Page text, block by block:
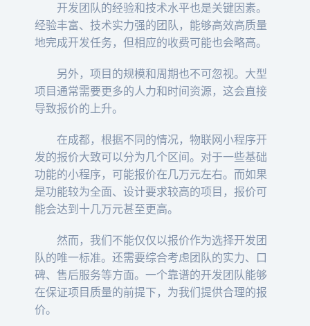
开发团队的经验和技术水平也是关键因素。
经验丰富、技术实力强的团队，能够高效高质量
地完成开发任务，但相应的收费可能也会略高。
另外，项目的规模和周期也不可忽视。大型
项目通常需要更多的人力和时间资源，这会直接
导致报价的上升。
在成都，根据不同的情况，物联网小程序开
发的报价大致可以分为几个区间。对于一些基础
功能的小程序，可能报价在几万元左右。而如果
是功能较为全面、设计要求较高的项目，报价可
能会达到十几万元甚至更高。
然而，我们不能仅仅以报价作为选择开发团
队的唯一标准。还需要综合考虑团队的实力、口
碑、售后服务等方面。一个靠谱的开发团队能够
在保证项目质量的前提下，为我们提供合理的报
价。